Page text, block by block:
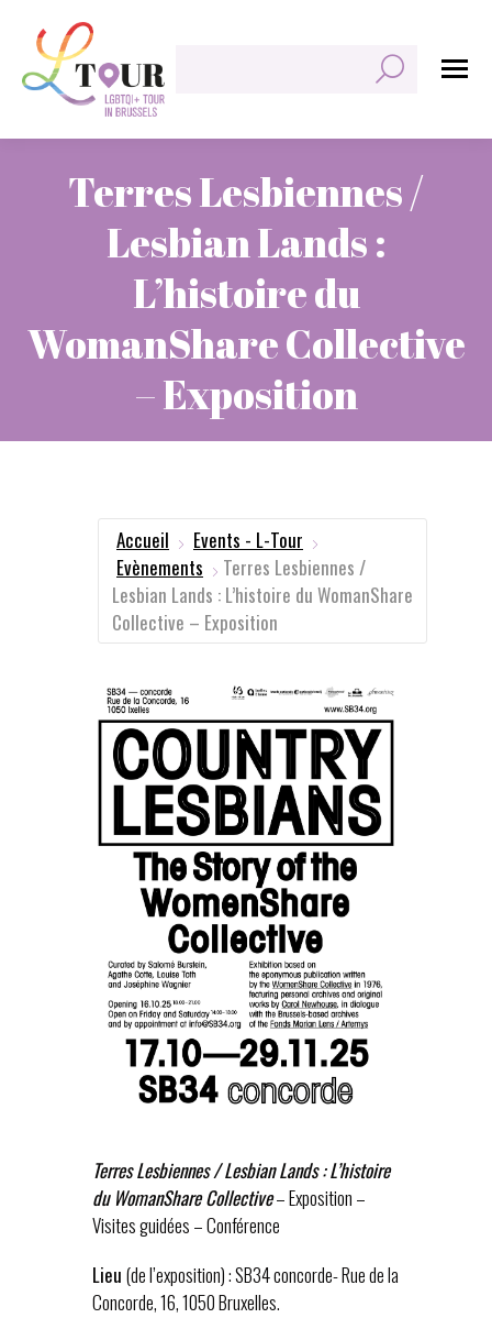
Terres Lesbiennes /
Lesbian Lands :
L’histoire du
WomanShare Collective
– Exposition
Accueil
Events - L-Tour
Evènements
Terres Lesbiennes /
Lesbian Lands : L’histoire du WomanShare
Collective – Exposition
Terres Lesbiennes / Lesbian Lands : L’histoire
du WomanShare Collective– Exposition –
Visites guidées – Conférence
Lieu (de l’exposition) : SB34 concorde- Rue de la
Concorde, 16, 1050 Bruxelles.